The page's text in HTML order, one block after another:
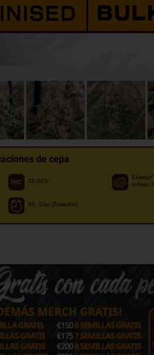
de cepa
28.00%
Interior:
60 - Días (floración)